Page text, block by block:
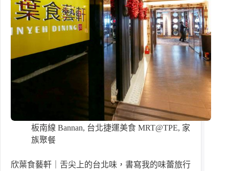
板南線 Bannan, 台北捷運美食 MRT@TPE, 家
族聚餐
欣葉食藝軒｜舌尖上的台北味，書寫我的味蕾旅行